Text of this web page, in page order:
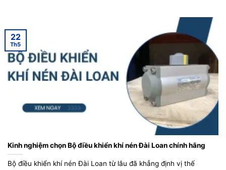
Kinh nghiệm chọn Bộ điều khiển khí nén Đài Loan chính hãng
Bộ điều khiển khí nén Đài Loan từ lâu đã khẳng định vị thế
22
Th5